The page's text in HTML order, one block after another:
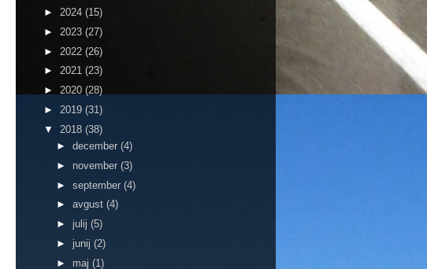
► 2024 (15)
► 2023 (27)
► 2022 (26)
► 2021 (23)
► 2020 (28)
► 2019 (31)
▼ 2018 (38)
► december (4)
► november (3)
► september (4)
► avgust (4)
► julij (5)
► junij (2)
► maj (1)